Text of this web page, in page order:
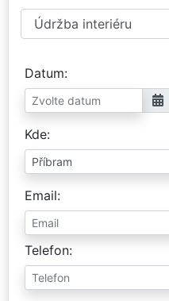
Datum
Kde
Email
Telefon